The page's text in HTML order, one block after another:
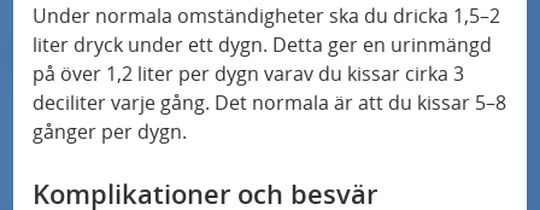
Under normala omständigheter ska du dricka 1,5–2
liter dryck under ett dygn. Detta ger en urinmängd
på över 1,2 liter per dygn varav du kissar cirka 3
deciliter varje gång. Det normala är att du kissar 5–8
gånger per dygn.
Komplikationer och besvär